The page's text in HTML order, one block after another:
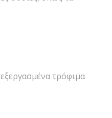
τρόφιμα